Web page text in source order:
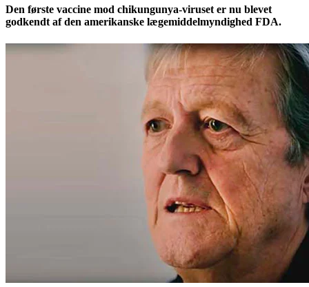
Den første vaccine mod chikungunya-viruset er nu blevet
godkendt af den amerikanske lægemiddelmyndighed FDA.